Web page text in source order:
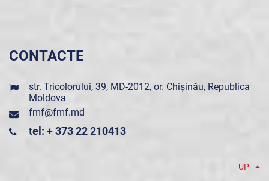
CONTACTE
str. Tricolorului, 39, MD-2012, or. Chișinău, Republica
Moldova
fmf@fmf.md
tel: + 373 22 210413
UP